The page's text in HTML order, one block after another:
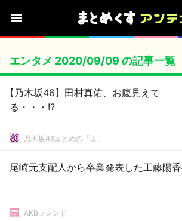
エンタメ 2020/09/09 の記事一覧
【乃木坂46】田村真佑、お腹見えて
る・・・!?
乃木坂46まとめの「ま」
尾崎元支配人から卒業発表した工藤陽
AKBフレンド